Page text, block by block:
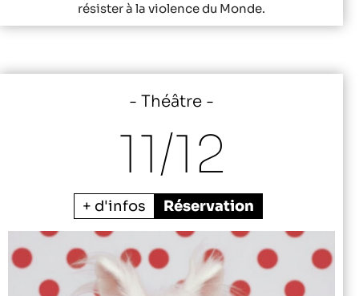
résister à la violence du Monde.
Théâtre
11/12
+ d'infos Réservation